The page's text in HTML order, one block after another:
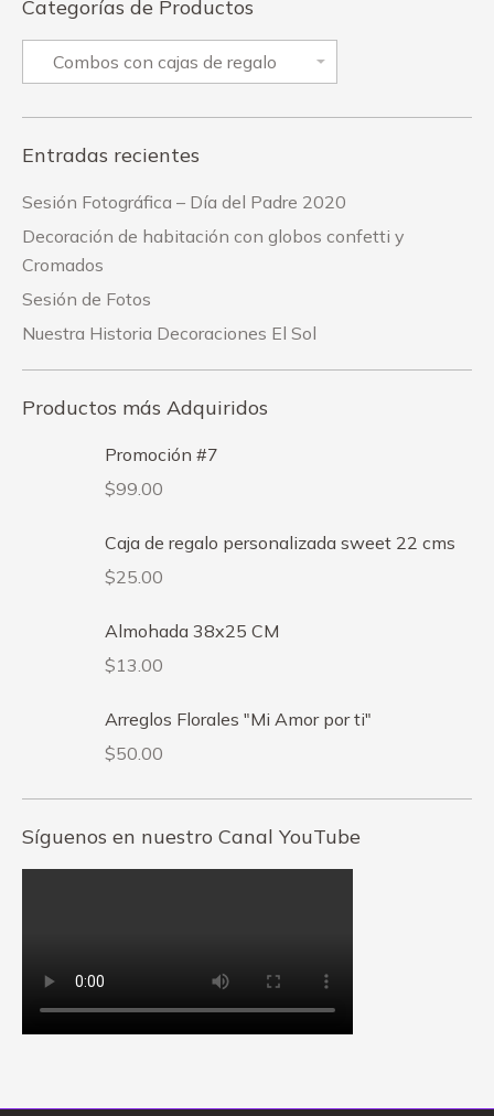
Categorías de Productos
Entradas recientes
Sesión Fotográfica – Día del Padre 2020
Decoración de habitación con globos confetti y
Cromados
Sesión de Fotos
Nuestra Historia Decoraciones El Sol
Productos más Adquiridos
Promoción #7
$99.00
Caja de regalo personalizada sweet 22 cms
$25.00
Almohada 38x25 CM
$13.00
Arreglos Florales "Mi Amor por ti"
$50.00
Síguenos en nuestro Canal YouTube